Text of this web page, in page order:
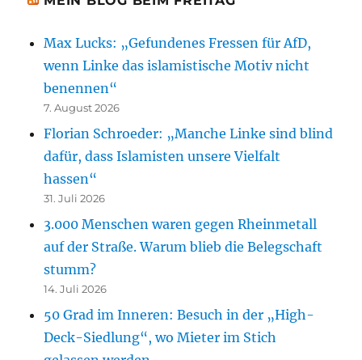
Max Lucks: „Gefundenes Fressen für AfD,
wenn Linke das islamistische Motiv nicht
benennen“
7. August 2026
Florian Schroeder: „Manche Linke sind blind
dafür, dass Islamisten unsere Vielfalt
hassen“
31. Juli 2026
3.000 Menschen waren gegen Rheinmetall
auf der Straße. Warum blieb die Belegschaft
stumm?
14. Juli 2026
50 Grad im Inneren: Besuch in der „High-
Deck-Siedlung“, wo Mieter im Stich